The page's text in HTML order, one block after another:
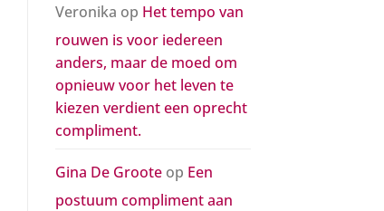
Veronika op Het tempo van
rouwen is voor iedereen
anders, maar de moed om
opnieuw voor het leven te
kiezen verdient een oprecht
compliment.
Gina De Grooteop Een
postuum compliment aan